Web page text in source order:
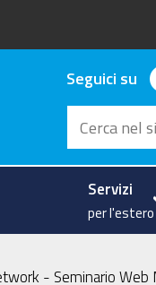
Seguici su
Servizi
per l'estero
- Seminario Web